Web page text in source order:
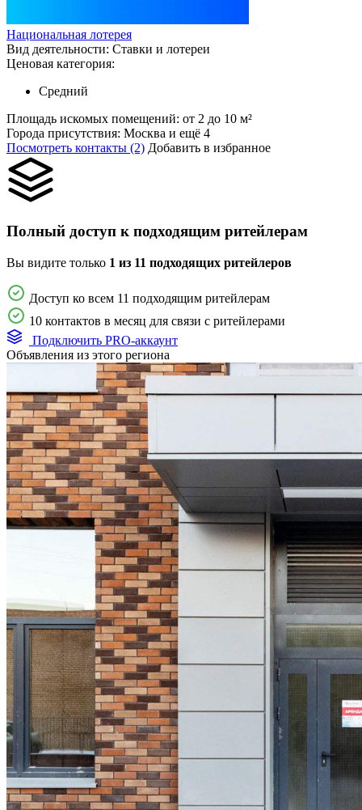
Национальная лотерея
Вид деятельности: Ставки и лотереи
Ценовая категория:
Средний
Площадь искомых помещений: от 2 до 10 м²
Города присутствия: Москва и ещё 4
Посмотреть контакты (2) Добавить в избранное
Полный доступ к подходящим ритейлерам
Вы видите только 1 из 11 подходящих ритейлеров
Доступ ко всем 11 подходящим ритейлерам
10 контактов в месяц для связи с ритейлерами
Подключить PRO-аккаунт
Объявления из этого региона